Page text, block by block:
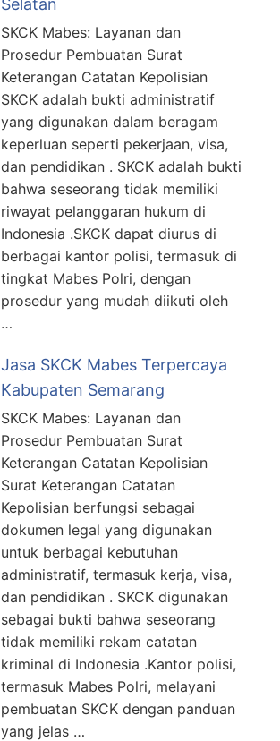
Selatan
SKCK Mabes: Layanan dan
Prosedur Pembuatan Surat
Keterangan Catatan Kepolisian
SKCK adalah bukti administratif
yang digunakan dalam beragam
keperluan seperti pekerjaan, visa,
dan pendidikan . SKCK adalah bukti
bahwa seseorang tidak memiliki
riwayat pelanggaran hukum di
Indonesia .SKCK dapat diurus di
berbagai kantor polisi, termasuk di
tingkat Mabes Polri, dengan
prosedur yang mudah diikuti oleh
…
Jasa SKCK Mabes Terpercaya
Kabupaten Semarang
SKCK Mabes: Layanan dan
Prosedur Pembuatan Surat
Keterangan Catatan Kepolisian
Surat Keterangan Catatan
Kepolisian berfungsi sebagai
dokumen legal yang digunakan
untuk berbagai kebutuhan
administratif, termasuk kerja, visa,
dan pendidikan . SKCK digunakan
sebagai bukti bahwa seseorang
tidak memiliki rekam catatan
kriminal di Indonesia .Kantor polisi,
termasuk Mabes Polri, melayani
pembuatan SKCK dengan panduan
yang jelas …